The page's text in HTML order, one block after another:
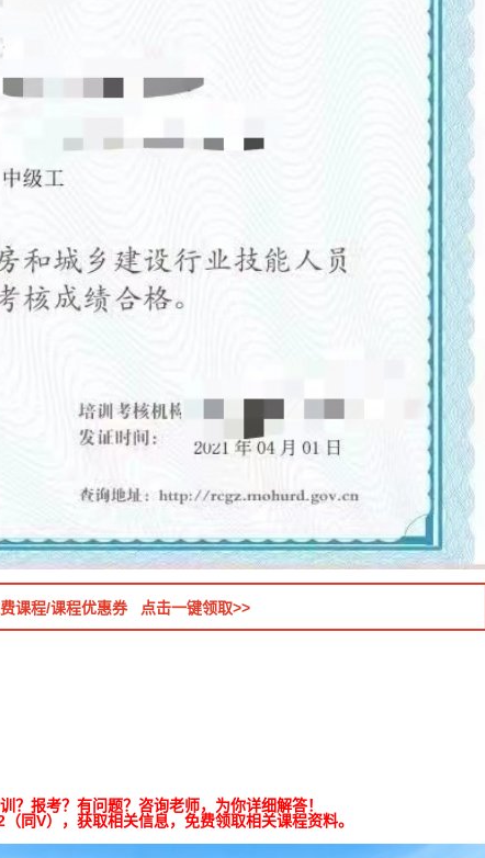
课程/课程优惠券 点击一键领取>>
？报考？有问题？咨询老师，为你详细解答！
（同V），获取相关信息，免费领取相关课程资料。